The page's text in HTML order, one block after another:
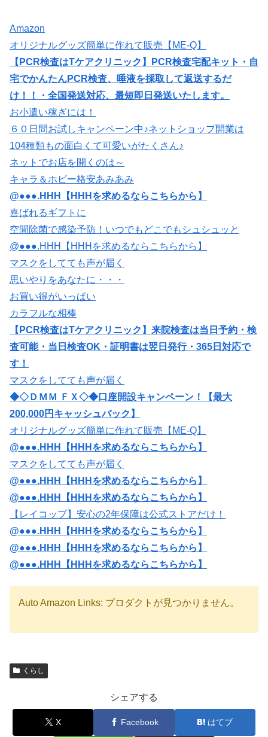
Amazon
オリジナルグッズ簡単に作れて販売【ME-Q】
【PCR検査はTケアクリニック】PCR検査宅配キット・自
宅でかんたんPCR検査、唾液を採取して返送するだ
け！！・全国発送対応、最短即日発送いたします。
お小遣い稼ぎには！
６０日間お試しキャンペーン中♪ネットショップ開業は
104種類もの面白くて可愛いがたくさん♪
ネットでお店を開くのは～
キャラ＆ホビー格安あみあみ
@●●●.HHH【HHHを求めるならこちらから】
喜ばれるギフトに
空間除菌で感染予防！いつでもどこでもシュシュッと
@●●●.HHH【HHHを求めるならこちらから】
マスクをしてても声が届く
思いやりをあなたに・・・
お買い得がいっぱい
カラフルな相棒
【PCR検査はTケアクリニック】来院検査は当日予約・検
査可能・当日検査OK・証明書は翌日発行・365日対応で
す！
マスクをしてても声が届く
◆◇ＤＭＭ ＦＸ◇◆口座開設キャンペーン！【最大
200,000円キャッシュバック】
オリジナルグッズ簡単に作れて販売【ME-Q】
@●●●.HHH【HHHを求めるならこちらから】
マスクをしてても声が届く
@●●●.HHH【HHHを求めるならこちらから】
@●●●.HHH【HHHを求めるならこちらから】
【レイコップ】安心の2年保障は公式ストアだけ！
@●●●.HHH【HHHを求めるならこちらから】
@●●●.HHH【HHHを求めるならこちらから】
@●●●.HHH【HHHを求めるならこちらから】
Auto Amazon Links: プロダクトが見つかりません。
くらし
シェアする
X Facebook はてブ